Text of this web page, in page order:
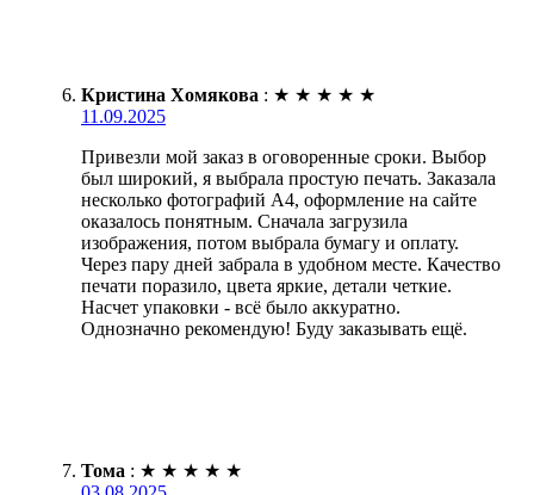
Кристина Хомякова : ★ ★ ★ ★ ★
11.09.2025
Привезли мой заказ в оговоренные сроки. Выбор
был широкий, я выбрала простую печать. Заказала
несколько фотографий А4, оформление на сайте
оказалось понятным. Сначала загрузила
изображения, потом выбрала бумагу и оплату.
Через пару дней забрала в удобном месте. Качество
печати поразило, цвета яркие, детали четкие.
Насчет упаковки - всё было аккуратно.
Однозначно рекомендую! Буду заказывать ещё.
Тома : ★ ★ ★ ★ ★